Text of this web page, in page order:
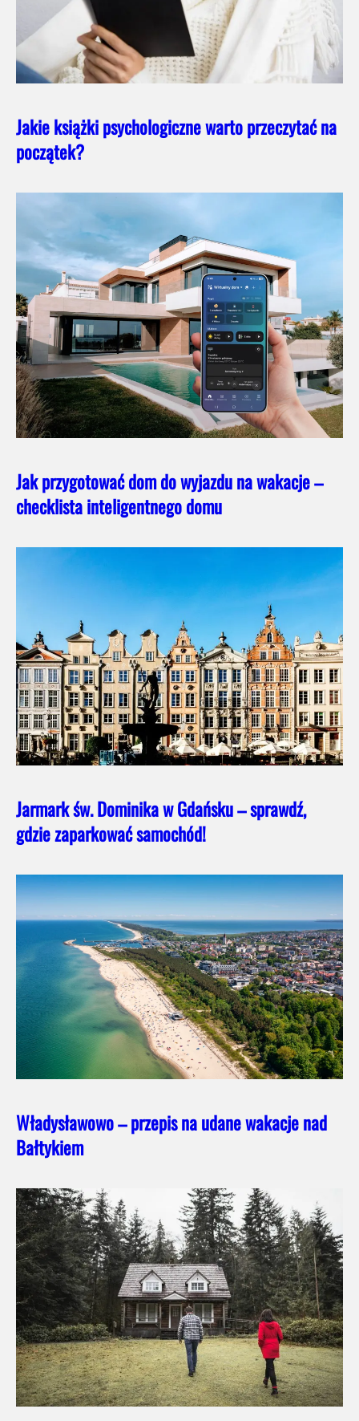
Jakie książki psychologiczne warto przeczytać na
początek?
Jak przygotować dom do wyjazdu na wakacje –
checklista inteligentnego domu
Jarmark św. Dominika w Gdańsku – sprawdź,
gdzie zaparkować samochód!
Władysławowo – przepis na udane wakacje nad
Bałtykiem